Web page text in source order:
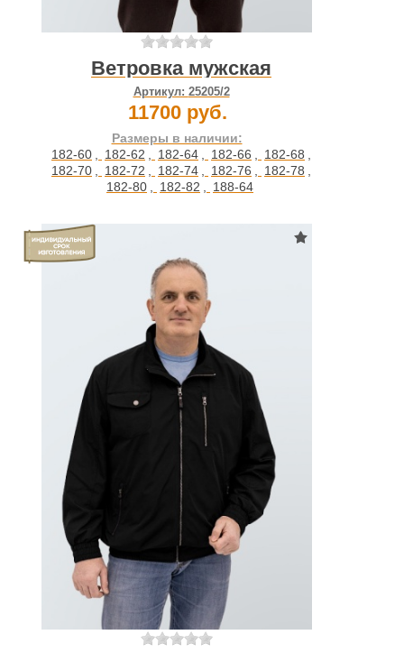
Ветровка мужская
Артикул: 25205/2
11700 руб.
Размеры в наличии:
182-60 , 182-62 , 182-64 , 182-66 , 182-68 ,
182-70 , 182-72 , 182-74 , 182-76 , 182-78 ,
182-80 , 182-82 , 188-64